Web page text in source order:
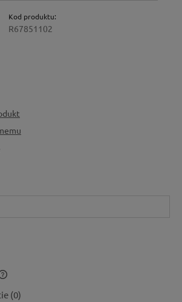
Kod produktu:
R67851102
kosztów płatności
(0)